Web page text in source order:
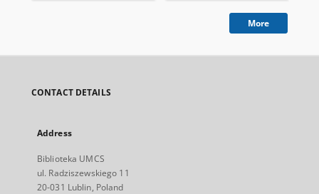
More
CONTACT DETAILS
Address
Biblioteka UMCS
ul. Radziszewskiego 11
20-031 Lublin, Poland